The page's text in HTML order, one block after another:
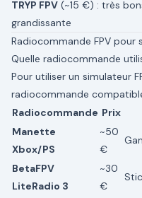
TRYP FPV (~15 €) : très
grandissante
Radiocommande FPV pour
Quelle radiocommande
Pour utiliser un simulateur
radiocommande
Radiocommande Prix
Manette
Xbox/PS
~50
€
BetaFPV
LiteRadio 3
~30
€